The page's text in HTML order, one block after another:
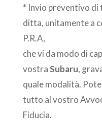
* Invio preventivo
ditta, unitamente a
P.R.A,
che vi da modo di
vostraSubaru,
quale modalità.
tutto al vostro
Fiducia.